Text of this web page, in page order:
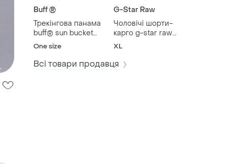
Buff ®
Трекінгова панама
buff® sun bucket
hat natgeo™
One size
G-Star Raw
Чоловічі шорти-
карго g-star raw
roxic short
XL
Всі товари продавця